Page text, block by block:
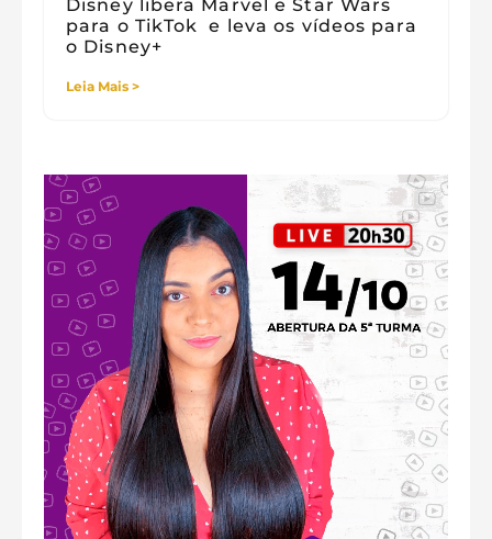
Disney libera Marvel e Star Wars
para o TikTok e leva os vídeos para
o Disney+
Leia Mais >